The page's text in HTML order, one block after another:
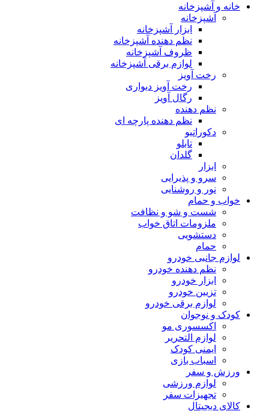
خانه و آشپزخانه
آشپزخانه
ابزار آشپزخانه
نظم دهنده آشپزخانه
ظروف آشپزخانه
لوازم برقی آشپزخانه
رخت آویز
رخت آویز دیواری
رگال آویز
نظم دهنده
نظم دهنده پارچه ای
دکوراتیو
تابلو
گلدان
ابزار
سرو و پذیرایی
نور و روشنایی
خواب و حمام
شست و شو و نظافت
ملزومات اتاق خواب
دستشویی
حمام
لوازم جانبی خودرو
نظم دهنده خودرو
ابزار خودرو
تزیین خودرو
لوازم برقی خودرو
کودک و نوجوان
اکسسوری مو
لوازم التحریر
ایمنی کودک
اسباب بازی
ورزش و سفر
لوازم ورزشی
تجهیزات سفر
کالای دیجیتال